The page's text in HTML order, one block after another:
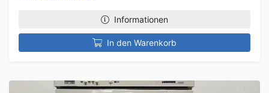
Informationen
In den Warenkorb